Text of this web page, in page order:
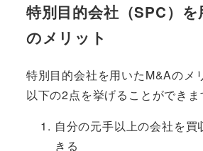
特別目的会社（SPC）
のメリット
特別目的会社を用いたM&Aのメ
以下の2点を挙げることができま
自分の元手以上の会社を買
きる